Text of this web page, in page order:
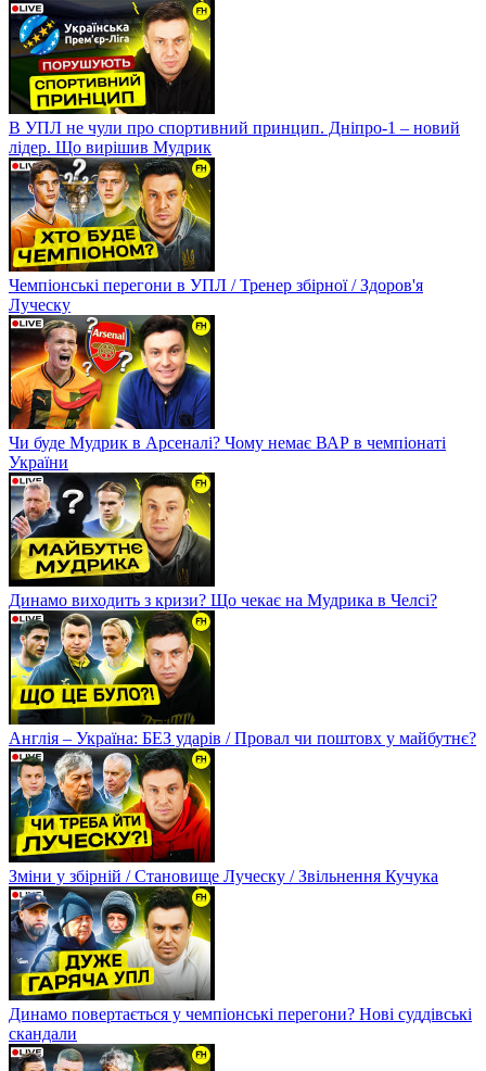
В УПЛ не чули про спортивний принцип. Дніпро-1 – новий
лідер. Що вирішив Мудрик
Чемпіонські перегони в УПЛ / Тренер збірної / Здоров'я
Луческу
Чи буде Мудрик в Арсеналі? Чому немає ВАР в чемпіонаті
України
Динамо виходить з кризи? Що чекає на Мудрика в Челсі?
Англія – Україна: БЕЗ ударів / Провал чи поштовх у майбутнє?
Зміни у збірній / Становище Луческу / Звільнення Кучука
Динамо повертається у чемпіонські перегони? Нові суддівські
скандали